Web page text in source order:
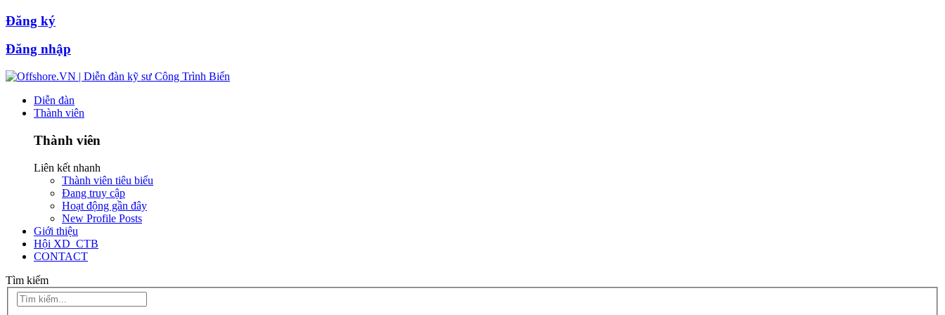
Đăng ký
Đăng nhập
Diễn đàn
Thành viên
Thành viên
Liên kết nhanh
Thành viên tiêu biểu
Đang truy cập
Hoạt động gần đây
New Profile Posts
Giới thiệu
Hội XD_CTB
CONTACT
Tìm kiếm